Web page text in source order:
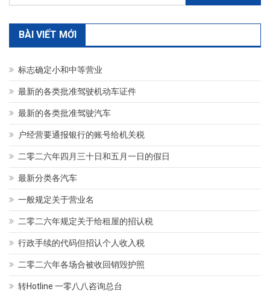
kiếm
BÀI VIẾT MỚI
标志确定小和中等营业
最新的各类批准驾驶机动车证件
最新的各类批准驾驶汽车
户经营要通报银行的账号给机关税
二零二六年四月三十日和五月一日的假日
最新分类各汽车
一般规定关于营业名
二零二六年规定关于给租屋的招认税
行政手续的代码但招认个人收入税
二零二六年各场合被收回销毁护照
转Hotline 一零八八咨询总台